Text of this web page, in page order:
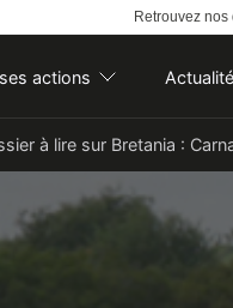
Retrouvez nos
actions
à lire sur Bretania :